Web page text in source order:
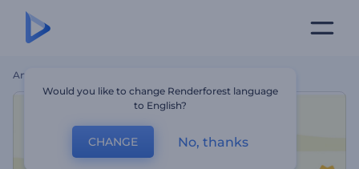
Ana Sayfa
Would you like to change Renderforest language
to English?
CHANGE No, thanks